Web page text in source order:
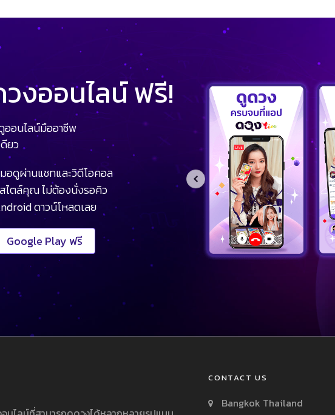
งออนไลน์ ฟรี!
อนไลน์มืออาชีพ
ยว
ดูผ่านแชทและวิดีโอคอล
ไตล์คุณ ไม่ต้องนั่งรอคิว
ดาวน์โหลดเลย
Google Play ฟรี
CONTACT US
Bangkok Thailand